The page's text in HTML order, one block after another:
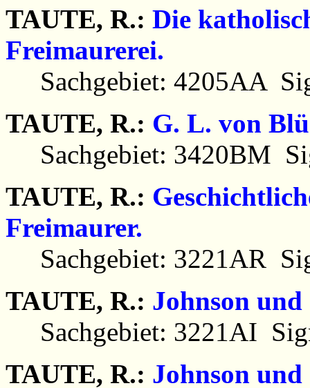
TAUTE, R.: Die
Freimaurerei.
Sachgebiet: 4205AA
TAUTE, R.: G. L. von
Sachgebiet: 3420BM
TAUTE, R.:
Freimaurer.
Sachgebiet: 3221AR
TAUTE, R.: Johnson
Sachgebiet: 3221AI
TAUTE, R.: Johnson